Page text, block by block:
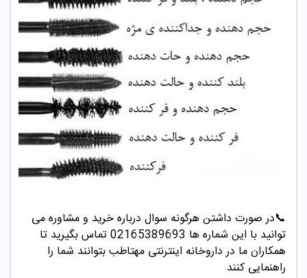
📞در صورت داشتن هرگونه سوال درباره خرید و مشاوره می
توانید با این شماره ها 02165389693
تماس بگیرید تا
همکاران ما در داروخانه اینترنتی مهتاطب بتوانند شما را
راهنمایی کنند